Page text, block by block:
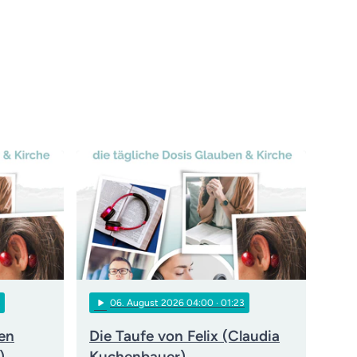
play_arrow 06 . August 2026 04:00 · 01:23
Die Taufe von Felix (Claudia